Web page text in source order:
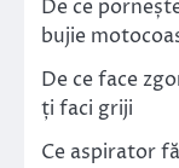
De ce
bujie
De ce face
ți faci griji
Ce aspirator